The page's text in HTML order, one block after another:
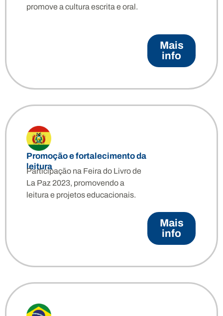
promove a cultura escrita e oral.
Mais
info
Promoção e fortalecimento da
leitura
Participação na Feira do Livro de
La Paz 2023, promovendo a
leitura e projetos educacionais.
Mais
info